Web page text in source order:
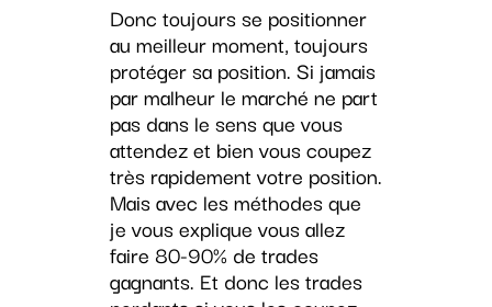
Donc toujours se positionner
au meilleur moment, toujours
protéger sa position. Si jamais
par malheur le marché ne part
pas dans le sens que vous
attendez et bien vous coupez
très rapidement votre position.
Mais avec les méthodes que
je vous explique vous allez
faire 80-90% de trades
gagnants. Et donc les trades